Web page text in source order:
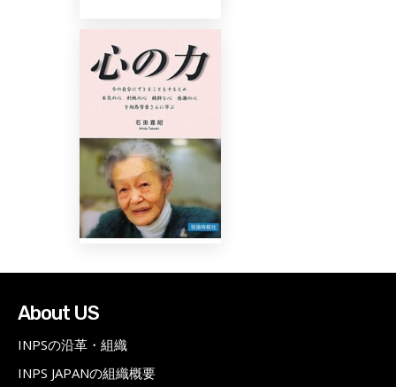
About US
INPSの沿革・組織
INPS JAPANの組織概要